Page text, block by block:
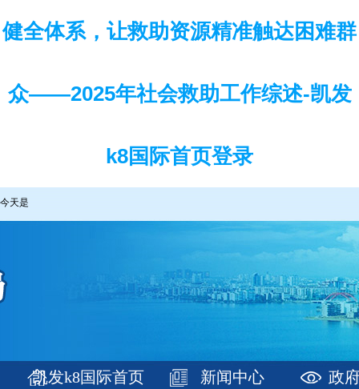
健全体系，让救助资源精准触达困难群
众——2025年社会救助工作综述-凯发
k8国际首页登录
今天是
凯发k8国际首页 新闻中心 政